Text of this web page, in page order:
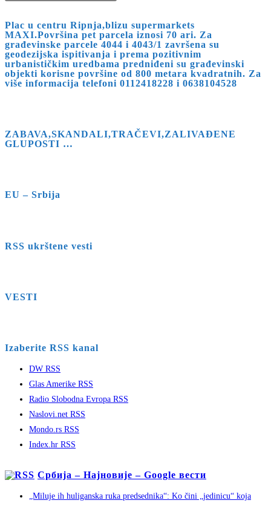
Plac u centru Ripnja,blizu supermarkets
MAXI.Površina pet parcela iznosi 70 ari. Za
građevinske parcele 4044 i 4043/1 završena su
geodezijska ispitivanja i prema pozitivnim
urbanističkim uredbama predniđeni su građevinski
objekti korisne površine od 800 metara kvadratnih. Za
više informacija telefoni 0112418228 i 0638104528
ZABAVA,SKANDALI,TRAČEVI,ZALIVAĐENE
GLUPOSTI …
EU – Srbija
RSS ukrštene vesti
VESTI
Izaberite RSS kanal
DW RSS
Glas Amerike RSS
Radio Slobodna Evropa RSS
Naslovi.net RSS
Mondo.rs RSS
Index.hr RSS
Србија – Најновије – Google вести
„Miluje ih huliganska ruka predsednika“: Ko čini „jedinicu“ koja